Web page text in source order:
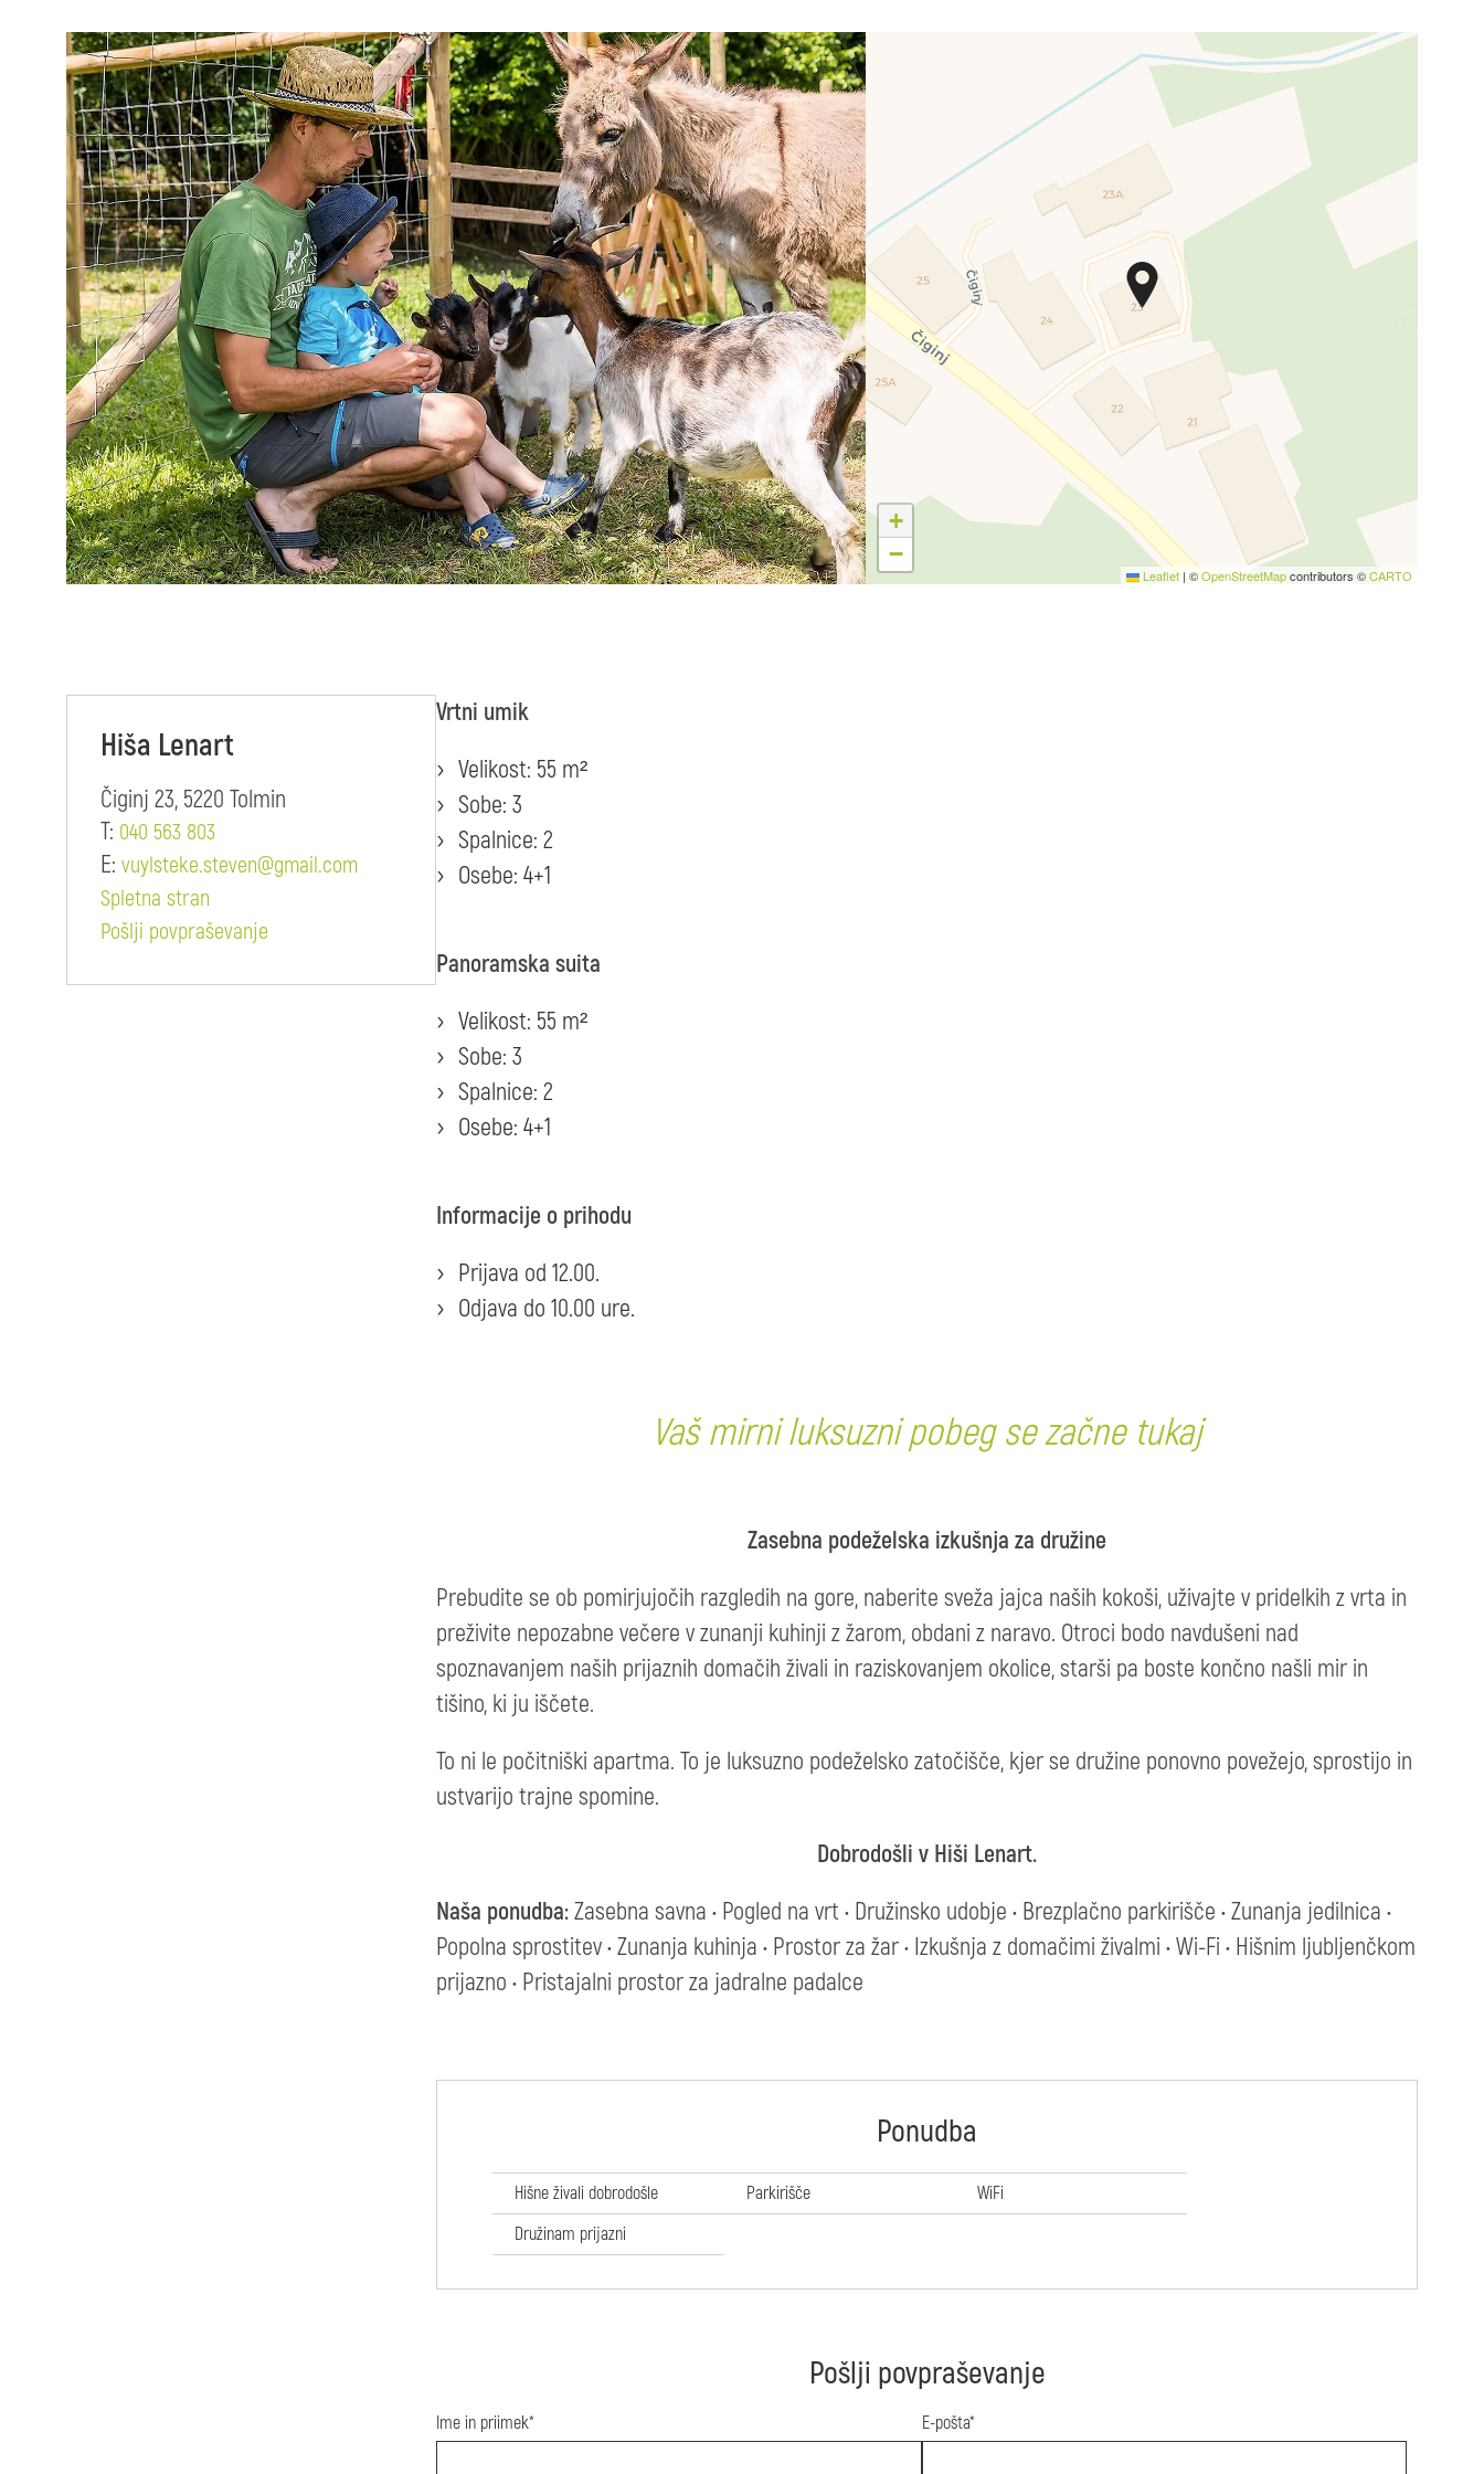
+
−
Leaflet | ©OpenStreetMapcontributors ©CARTO
Hiša Lenart
Čiginj 23, 5220 Tolmin
T: 040 563 803
E: vuylsteke.steven@gmail.com
Spletna stran
Pošlji povpraševanje
Vrtni umik
Velikost: 55 m²
Sobe: 3
Spalnice: 2
Osebe: 4+1
Panoramska suita
Velikost: 55 m²
Sobe: 3
Spalnice: 2
Osebe: 4+1
Informacije o prihodu
Prijava od 12.00.
Odjava do 10.00 ure.
Vaš mirni luksuzni pobeg se začne tukaj
Zasebna podeželska izkušnja za družine
Prebudite se ob pomirjujočih razgledih na gore, naberite sveža jajca naših kokoši, uživajte v pridelkih z vrta in
preživite nepozabne večere v zunanji kuhinji z žarom, obdani z naravo. Otroci bodo navdušeni nad
spoznavanjem naših prijaznih domačih živali in raziskovanjem okolice, starši pa boste končno našli mir in
tišino, ki ju iščete.
To ni le počitniški apartma. To je luksuzno podeželsko zatočišče, kjer se družine ponovno povežejo, sprostijo in
ustvarijo trajne spomine.
Dobrodošli v Hiši Lenart.
Naša ponudba:Zasebna savna • Pogled na vrt • Družinsko udobje • Brezplačno parkirišče • Zunanja jedilnica •
Popolna sprostitev • Zunanja kuhinja • Prostor za žar • Izkušnja z domačimi živalmi • Wi-Fi • Hišnim ljubljenčkom
prijazno • Pristajalni prostor za jadralne padalce
Ponudba
Hišne živali dobrodošle Parkirišče
WiFi
Družinam prijazni
Pošlji povpraševanje
Ime in priimek* E-pošta*